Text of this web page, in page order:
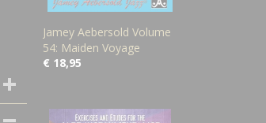
Jamey Aebersold Volume
54: Maiden Voyage
€ 18,95